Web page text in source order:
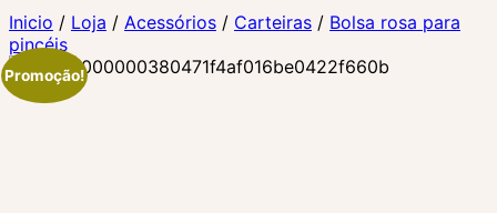
Inicio / Loja / Acessórios / Carteiras / Bolsa rosa para
pincéis
Promoção!